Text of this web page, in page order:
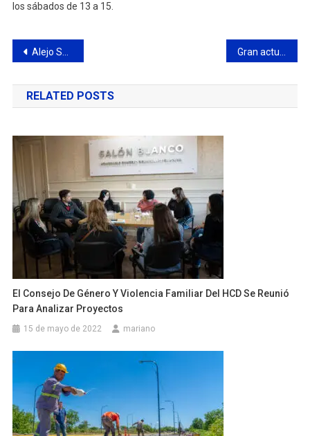
los sábados de 13 a 15.
Navegación
de
entradas
Alejo Sarna: “La Argentina no está en venta y por eso le decimos No a la Ley Bases” Gran actuación de los atletas del Club Ciudad de Campana en el Nacional U20
RELATED POSTS
El Consejo De Género Y Violencia Familiar Del HCD Se Reunió
Para Analizar Proyectos
15 de mayo de 2022 mariano